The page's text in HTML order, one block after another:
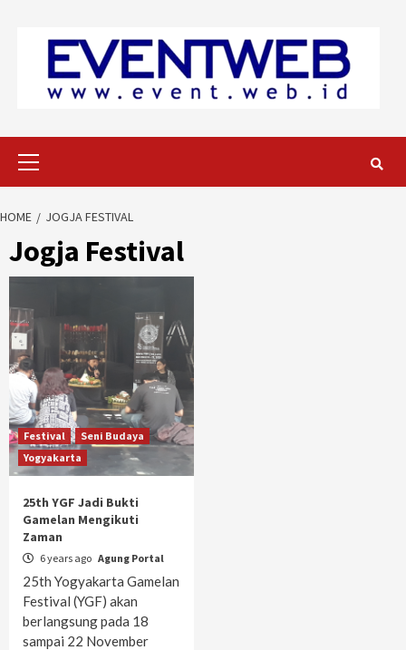
HOME JOGJA FESTIVAL
Jogja Festival
Festival
Seni Budaya
Yogyakarta
25th YGF Jadi Bukti
Gamelan Mengikuti
Zaman
6 years ago Agung Portal
25th Yogyakarta Gamelan
Festival (YGF) akan
berlangsung pada 18
sampai 22 November